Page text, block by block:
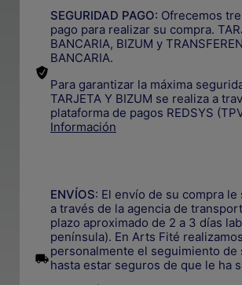
SEGURIDAD PAGO: Ofrecemos
pago para realizar su compra.
BANCARIA, BIZUM y
BANCARIA.
Para garantizar la máxima
TARJETA Y BIZUM se realiza a
plataforma de pagos REDSYS
Información
ENVÍOS: El envío de su compra
a través de la agencia de
plazo aproximado de 2 a 3 días
península). En Arts Fité realizamos
personalmente el seguimiento de
hasta estar seguros de que le ha